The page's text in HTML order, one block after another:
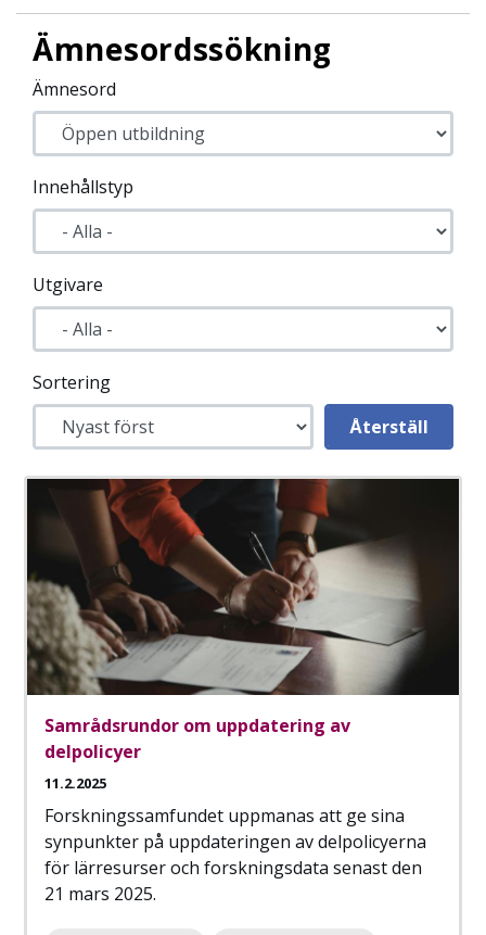
Ämnesordssökning
Ämnesord
Innehållstyp
Utgivare
Sortering
Samrådsrundor om uppdatering av
delpolicyer
11.2.2025
Forskningssamfundet uppmanas att ge sina
synpunkter på uppdateringen av delpolicyerna
för lärresurser och forskningsdata senast den
21 mars 2025.